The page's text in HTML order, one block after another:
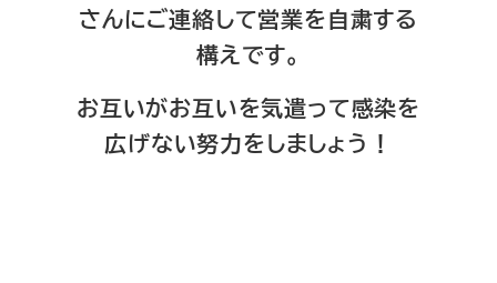
さんにご連絡して営業を自粛する
構えです。
お互いがお互いを気遣って感染を
広げない努力をしましょう！